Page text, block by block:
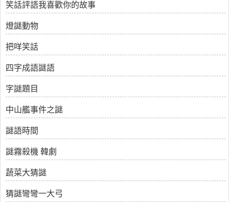
笑話評語我喜歡你的故事
燈謎動物
把咩笑話
四字成語謎語
字謎題目
中山艦事件之謎
謎語時間
謎霧殺機 韓劇
蔬菜大猜謎
猜謎彎彎一大弓